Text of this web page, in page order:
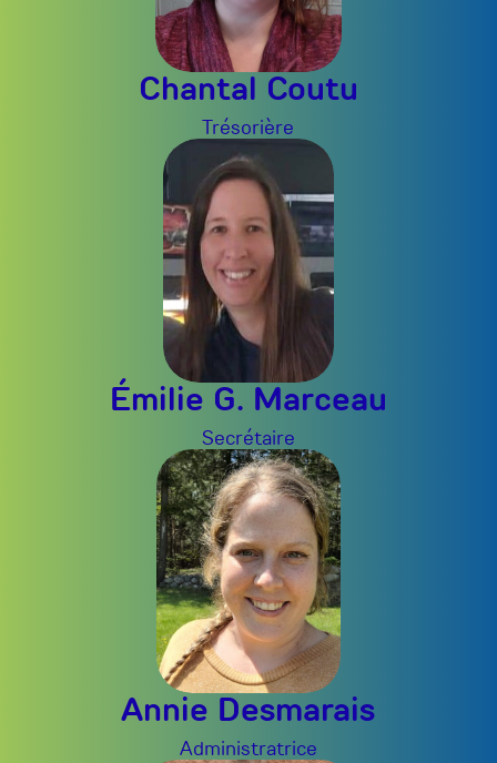
Chantal Coutu
Trésorière
Émilie G. Marceau
Secrétaire
Annie Desmarais
Administratrice